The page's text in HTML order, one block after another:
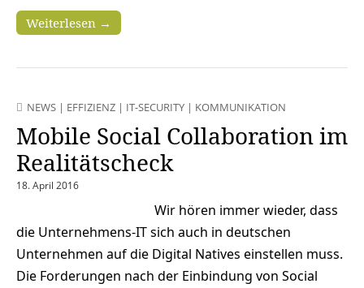
Weiterlesen →
NEWS | EFFIZIENZ | IT-SECURITY | KOMMUNIKATION
Mobile Social Collaboration im
Realitätscheck
18. April 2016
Wir hören immer wieder, dass
die Unternehmens-IT sich auch in deutschen
Unternehmen auf die Digital Natives einstellen muss.
Die Forderungen nach der Einbindung von Social